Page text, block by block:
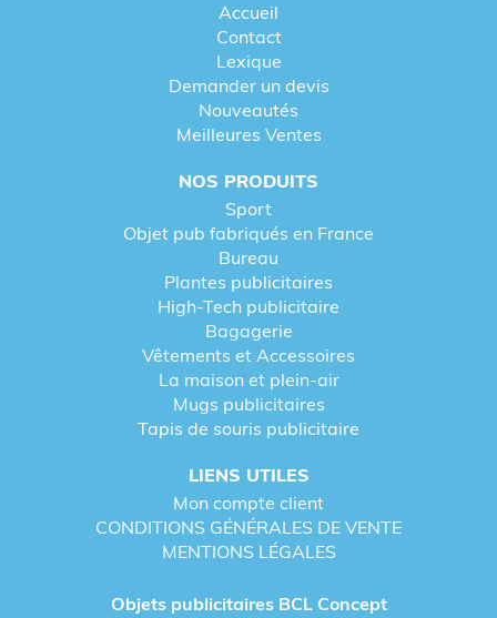
Accueil
Contact
Lexique
Demander un devis
Nouveautés
Meilleures Ventes
NOS PRODUITS
Sport
Objet pub fabriqués en France
Bureau
Plantes publicitaires
High-Tech publicitaire
Bagagerie
Vêtements et Accessoires
La maison et plein-air
Mugs publicitaires
Tapis de souris publicitaire
LIENS UTILES
Mon compte client
CONDITIONS GÉNÉRALES DE VENTE
MENTIONS LÉGALES
Objets publicitaires BCL Concept